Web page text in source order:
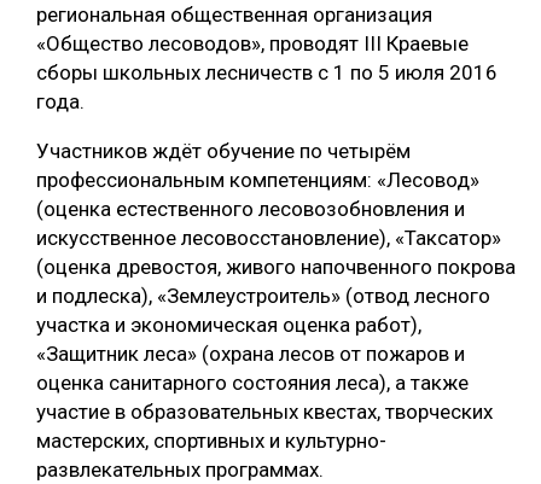
ДЕРЕВЯННОЕ ДОМОСТРОЕНИЕ
БЕЗОПАСНОЕ ПРОИЗВОДСТВО
СОРТИРОВКА ДРЕВЕСИНЫ
СУШКА ДРЕВЕСИНЫ
МЕБЕЛЬНОЕ ПРОИЗВОДСТВО
региональная общественная организация
«Общество лесоводов», проводят III Краевые
сборы школьных лесничеств с 1 по 5 июля 2016
года.
Участников ждёт обучение по четырём
профессиональным компетенциям: «Лесовод»
(оценка естественного лесовозобновления и
искусственное лесовосстановление), «Таксатор»
(оценка древостоя, живого напочвенного покрова
и подлеска), «Землеустроитель» (отвод лесного
участка и экономическая оценка работ),
«Защитник леса» (охрана лесов от пожаров и
оценка санитарного состояния леса), а также
участие в образовательных квестах, творческих
мастерских, спортивных и культурно-
развлекательных программах.